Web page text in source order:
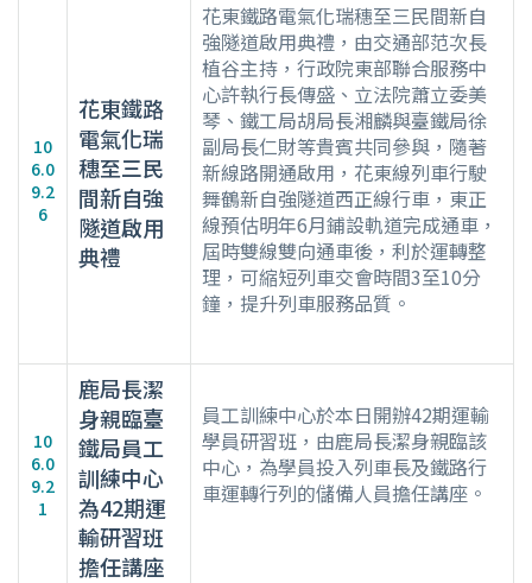
10
6.0
9.2
6
花東鐵路
電氣化瑞
穗至三民
間新自強
隧道啟用
典禮
花東鐵路電氣化瑞穗至三民間新自
強隧道啟用典禮，由交通部范次長
植谷主持，行政院東部聯合服務中
心許執行長傳盛、立法院蕭立委美
琴、鐵工局胡局長湘麟與臺鐵局徐
副局長仁財等貴賓共同參與，隨著
新線路開通啟用，花東線列車行駛
舞鶴新自強隧道西正線行車，東正
線預估明年6月鋪設軌道完成通車，
屆時雙線雙向通車後，利於運轉整
理，可縮短列車交會時間3至10分
鐘，提升列車服務品質。
10
6.0
9.2
1
鹿局長潔
身親臨臺
鐵局員工
訓練中心
為42期運
輸研習班
擔任講座
員工訓練中心於本日開辦42期運輸
學員研習班，由鹿局長潔身親臨該
中心，為學員投入列車長及鐵路行
車運轉行列的儲備人員擔任講座。